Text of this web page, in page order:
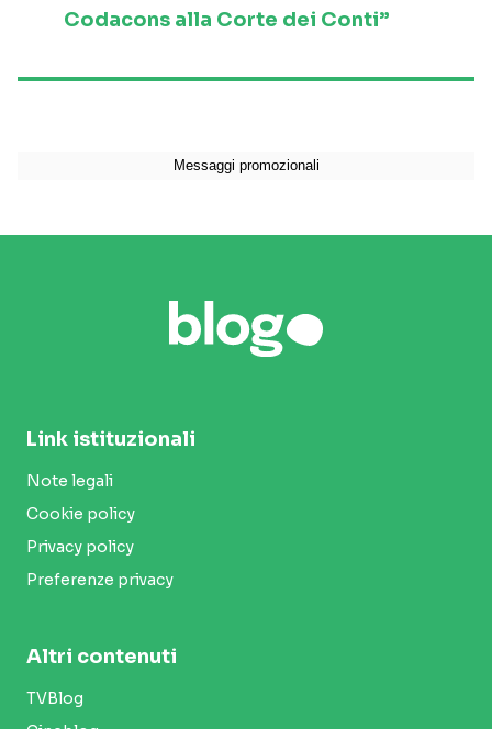
Codacons alla Corte dei Conti”
Link istituzionali
Note legali
Cookie policy
Privacy policy
Preferenze privacy
Altri contenuti
TVBlog